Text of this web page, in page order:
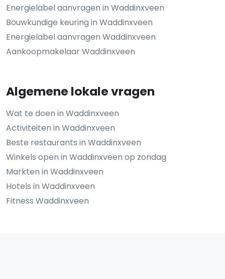
Energielabel aanvragen in Waddinxveen
Bouwkundige keuring in Waddinxveen
Energielabel aanvragen Waddinxveen
Aankoopmakelaar Waddinxveen
Algemene lokale vragen
Wat te doen in Waddinxveen
Activiteiten in Waddinxveen
Beste restaurants in Waddinxveen
Winkels open in Waddinxveen op zondag
Markten in Waddinxveen
Hotels in Waddinxveen
Fitness Waddinxveen